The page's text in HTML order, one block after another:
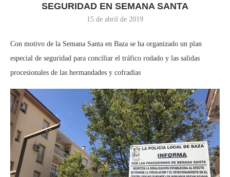
SEGURIDAD EN SEMANA SANTA
15 de abril de 2019
Con motivo de la Semana Santa en Baza se ha organizado un plan
especial de seguridad para conciliar el tráfico rodado y las salidas
procesionales de las hermandades y cofradías